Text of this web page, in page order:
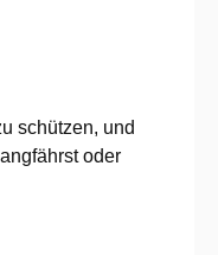
schützen, und
oder